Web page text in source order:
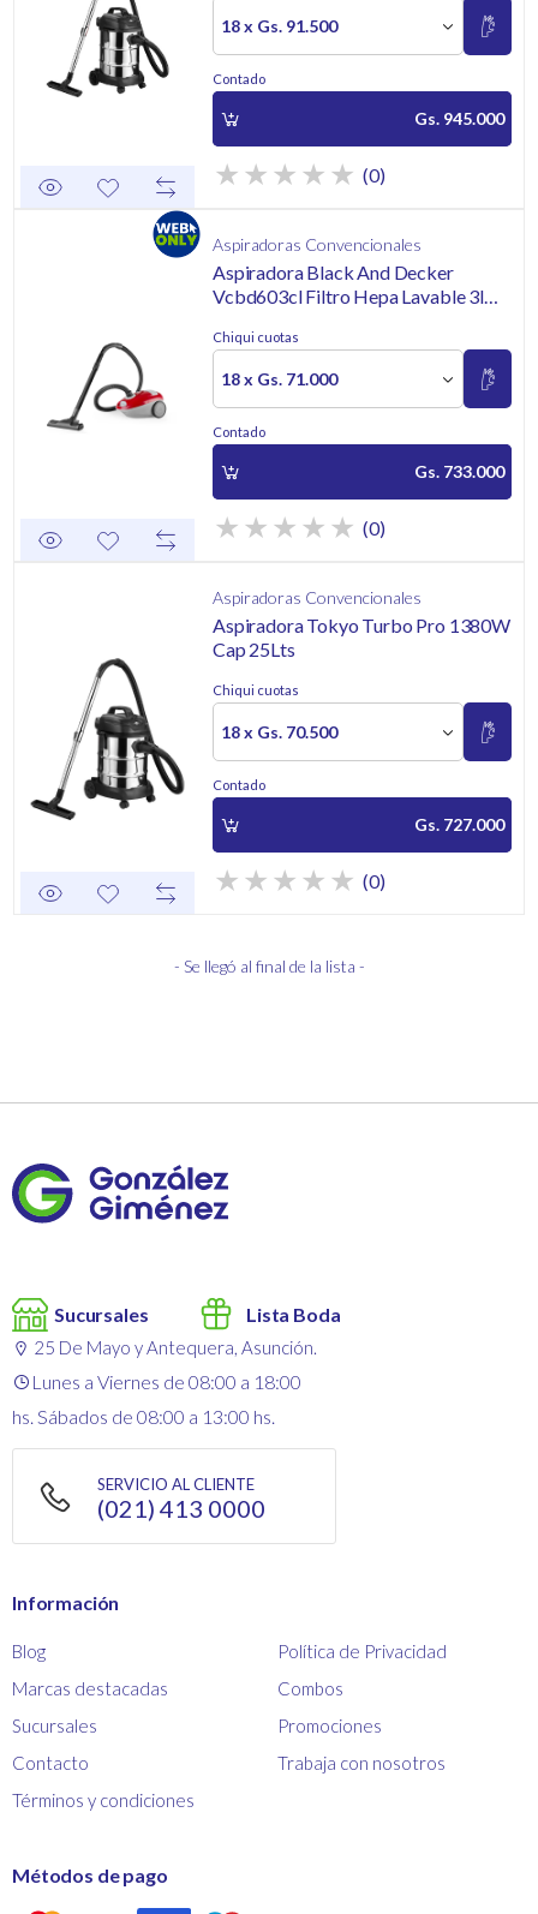
18 x Gs. 91.500
Contado
Gs. 945.000
(0)
Aspiradoras Convencionales
Aspiradora Black And Decker
Vcbd603cl Filtro Hepa Lavable 3l
Chiqui cuotas
18 x Gs. 71.000
Contado
Gs. 733.000
(0)
Aspiradoras Convencionales
Aspiradora Tokyo Turbo Pro 1380W
Cap 25Lts
Chiqui cuotas
18 x Gs. 70.500
Contado
Gs. 727.000
(0)
- Se llegó al final de la lista -
Sucursales Lista Boda
25 De Mayo y Antequera, Asunción.
Lunes a Viernes de 08:00 a 18:00
hs. Sábados de 08:00 a 13:00 hs.
SERVICIO AL CLIENTE
(021) 413 0000
Información
Blog
Marcas destacadas
Sucursales
Contacto
Términos y condiciones
Política de Privacidad
Combos
Promociones
Trabaja con nosotros
Métodos de pago